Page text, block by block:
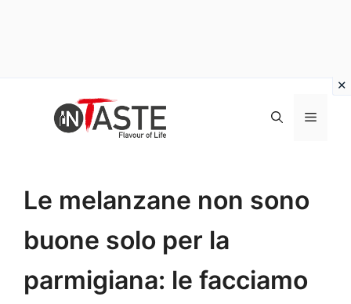
Menu
Le melanzane non sono
buone solo per la
parmigiana: le facciamo